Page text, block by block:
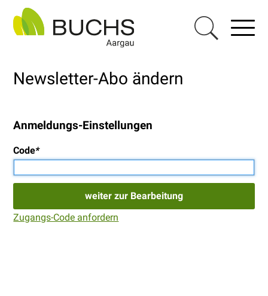
Navigieren in Buchs AG
Schnellnavigation
Menu
Newsletter-Abo ändern
Anmeldungs-Einstellungen
Code*
weiter zur Bearbeitung
Zugangs-Code anfordern